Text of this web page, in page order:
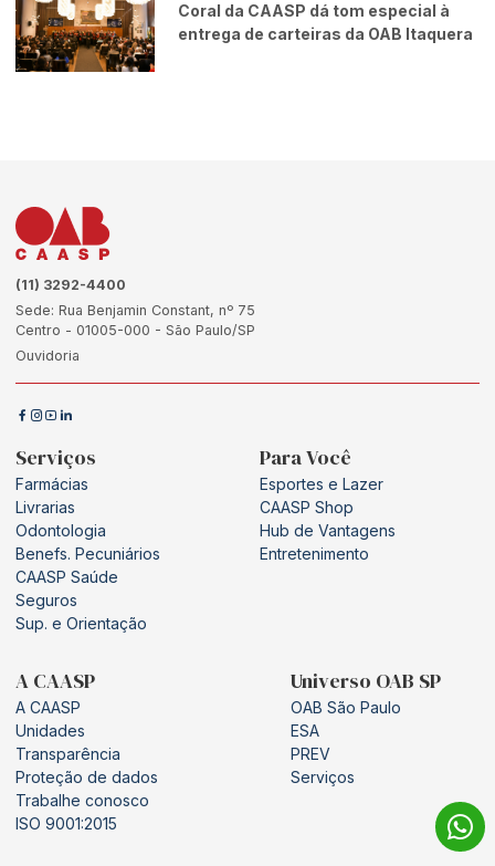
Coral da CAASP dá tom especial à
entrega de carteiras da OAB Itaquera
(11) 3292-4400
Sede: Rua Benjamin Constant, nº 75
Centro - 01005-000 - São Paulo/SP
Ouvidoria
Serviços
Farmácias
Livrarias
Odontologia
Benefs. Pecuniários
CAASP Saúde
Seguros
Sup. e Orientação
Para Você
Esportes e Lazer
CAASP Shop
Hub de Vantagens
Entretenimento
A CAASP
A CAASP
Unidades
Transparência
Proteção de dados
Trabalhe conosco
ISO 9001:2015
Universo OAB SP
OAB São Paulo
ESA
PREV
Serviços